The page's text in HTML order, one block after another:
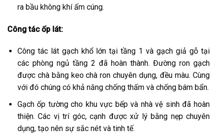
ra bầu không khí ấm cúng.
Công tác ốp lát:
Công tác lát gạch khổ lớn tại tầng 1 và gạch giả gỗ tại
các phòng ngủ tầng 2 đã hoàn thành. Đường ron gạch
được chà bằng keo chà ron chuyên dụng, đều màu. Cùng
với đó chúng có khả năng chống thấm và chống bám bẩn.
Gạch ốp tường cho khu vực bếp và nhà vệ sinh đã hoàn
thiện. Các vị trí góc, cạnh được xử lý bằng nẹp chuyên
dụng, tạo nên sự sắc nét và tinh tế.